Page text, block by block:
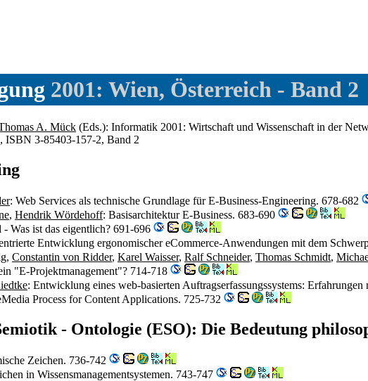
2001: Wien, Österreich - Band 2
A. Mück (Eds.): Informatik 2001: Wirtschaft und Wissenschaft in der
ISBN 3-85403-157-2, Band 2
: Web Services als technische Grundlage für E-Business-Engineering. 678-682
, Hendrik Wördehoff: Basisarchitektur E-Business. 683-690
- Was ist das eigentlich? 691-696
Entwicklung ergonomischer eCommerce-Anwendungen mit dem
, Constantin von Ridder, Karel Waisser, Ralf Schneider, Thomas Schmidt,
"E-Projektmanagement"? 714-718
: Entwicklung eines web-basierten Auftragserfassungssystems:
Process for Content Applications. 725-732
- Ontologie (ESO): Die Bedeutung
Zeichen. 736-742
in Wissensmanagementsystemen. 743-747